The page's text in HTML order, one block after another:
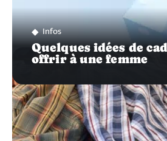
Infos
Quelques idées de
offrir à une femme